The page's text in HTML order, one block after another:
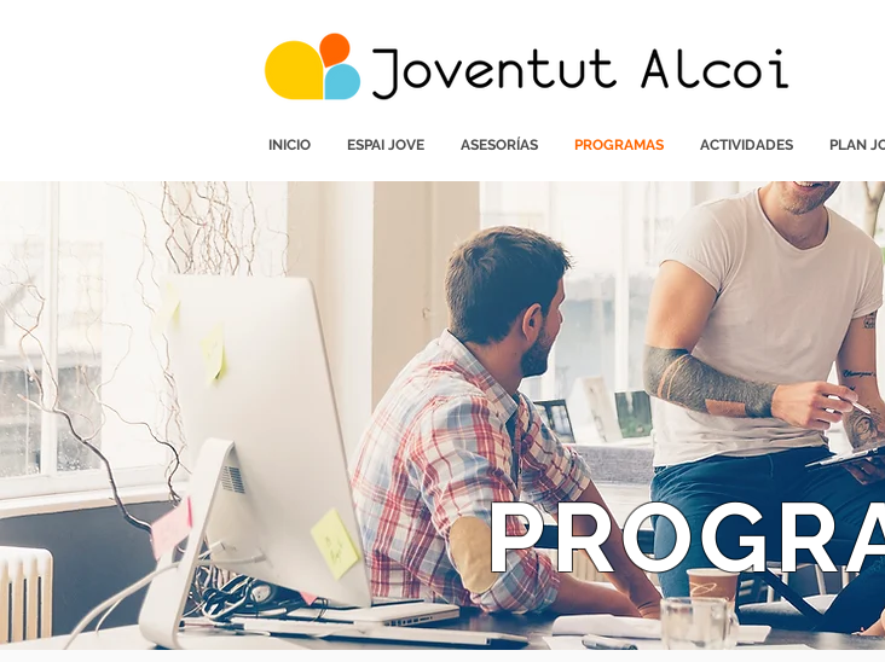
INICIO ESPAI JOVE ASESORÍAS PROGRAMAS ACTIVIDADES PLAN